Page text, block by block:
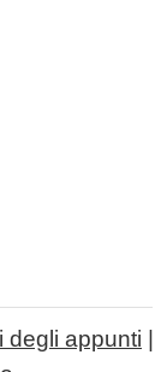
degli appunti